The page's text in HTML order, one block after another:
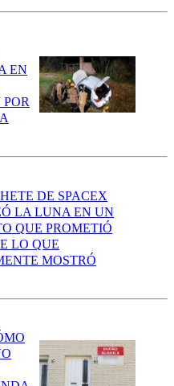
EN
DE SPACEX
LA LUNA EN UN
QUE PROMETIÓ
LO QUE
MOSTRÓ